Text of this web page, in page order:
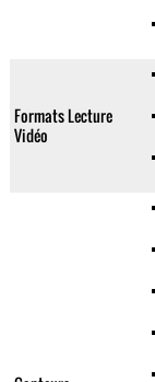
Formats Lecture
Vidéo